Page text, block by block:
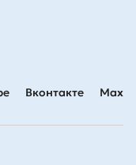
Вконтакте Max